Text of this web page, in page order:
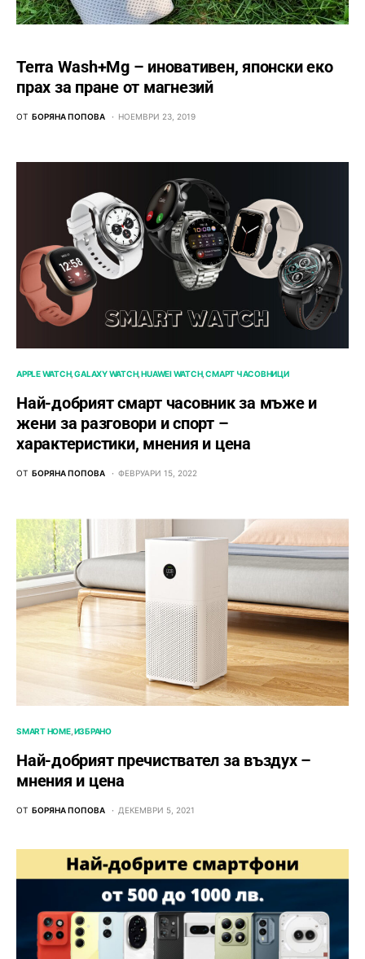
Terra Wash+Mg – иновативен, японски еко
прах за пране от магнезий
ОТ БОРЯНА ПОПОВА НОЕМВРИ 23, 2019
APPLE WATCH GALAXY WATCH HUAWEI WATCH СМАРТ ЧАСОВНИЦИ
Най-добрият смарт часовник за мъже и
жени за разговори и спорт –
характеристики, мнения и цена
ОТ БОРЯНА ПОПОВА ФЕВРУАРИ 15, 2022
SMART HOME ИЗБРАНО
Най-добрият пречиствател за въздух –
мнения и цена
ОТ БОРЯНА ПОПОВА ДЕКЕМВРИ 5, 2021